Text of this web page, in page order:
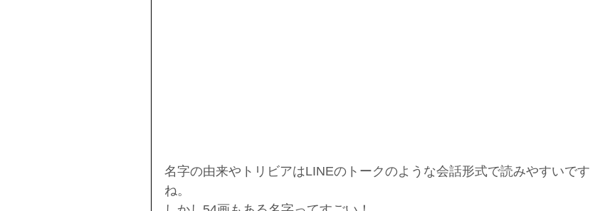
名字の由来やトリビアはLINEのトークのような会話形式で読みやすいです
ね。